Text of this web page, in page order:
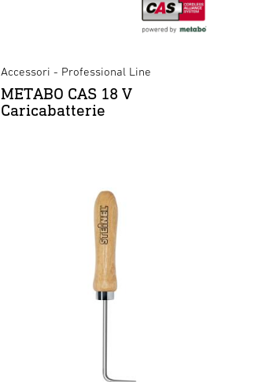
Accessori - Professional Line
METABO CAS 18 V
Caricabatterie